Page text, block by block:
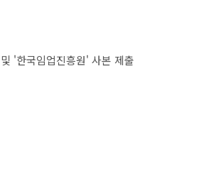
'한국임업진흥원' 사본 제출